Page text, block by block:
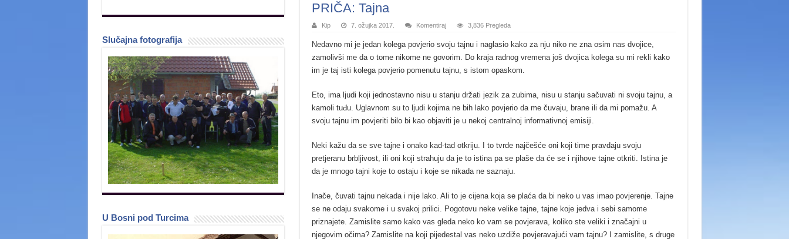
PRIČA: Tajna
Kip 7. ožujka 2017. Komentiraj 3,836 Pregleda
Nedavno mi je jedan kolega povjerio svoju tajnu i naglasio kako za nju niko ne zna osim nas dvojice,
zamolivši me da o tome nikome ne govorim. Do kraja radnog vremena još dvojica kolega su mi rekli kako
im je taj isti kolega povjerio pomenutu tajnu, s istom opaskom.
Eto, ima ljudi koji jednostavno nisu u stanju držati jezik za zubima, nisu u stanju sačuvati ni svoju tajnu, a
kamoli tuđu. Uglavnom su to ljudi kojima ne bih lako povjerio da me čuvaju, brane ili da mi pomažu. A
svoju tajnu im povjeriti bilo bi kao objaviti je u nekoj centralnoj informativnoj emisiji.
Neki kažu da se sve tajne i onako kad-tad otkriju. I to tvrde najčešće oni koji time pravdaju svoju
pretjeranu brbljivost, ili oni koji strahuju da je to istina pa se plaše da će se i njihove tajne otkriti. Istina je
da je mnogo tajni koje to ostaju i koje se nikada ne saznaju.
Inače, čuvati tajnu nekada i nije lako. Ali to je cijena koja se plaća da bi neko u vas imao povjerenje. Tajne
se ne odaju svakome i u svakoj prilici. Pogotovu neke velike tajne, tajne koje jedva i sebi samome
priznajete. Zamislite samo kako vas gleda neko ko vam se povjerava, koliko ste veliki i značajni u
njegovim očima? Zamislite na koji pijedestal vas neko uzdiže povjeravajući vam tajnu? I zamislite, s druge
Slučajna fotografija
U Bosni pod Turcima